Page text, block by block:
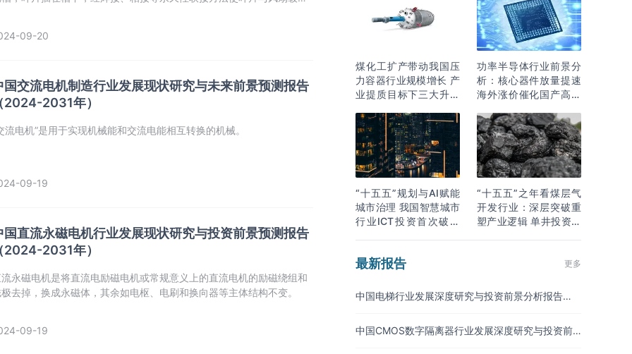
09-20
国交流电机制造行业发展现状研究与未来前景预测报告
2024-2031年）
流电机”是用于实现机械能和交流电能相互转换的机械。
09-19
国直流永磁电机行业发展现状研究与投资前景预测报告
2024-2031年）
永磁电机是将直流电励磁电机或常规意义上的直流电机的励磁绕组和
去掉，换成永磁体，其余如电枢、电刷和换向器等主体结构不变。
09-19
煤化工扩产带动我国压
力容器行业规模增长 产
业提质目标下三大升级
功率半导体行业前景分
析：核心器件放量提速
海外涨价催化国产高端
“十五五”规划与AI赋能
城市治理 我国智慧城市
行业ICT投资首次破万
“十五五”之年看煤层气
开发行业：深层突破重
塑产业逻辑 单井投资成
最新报告 更多
中国电梯行业发展深度研究与投资前景分析报告
中国CMOS数字隔离器行业发展深度研究与投资前